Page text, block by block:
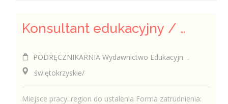
Konsultant edukacyjny / Konsultantka edukacyjna
PODRĘCZNIKARNIA Wydawnictwo Edukacyjne Sp. z o.o.
świętokrzyskie/
Miejsce pracy: region do ustalenia Forma zatrudnienia: